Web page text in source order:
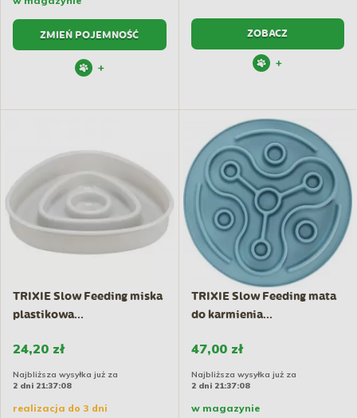
ZMIEŃ POJEMNOŚĆ
+
ZOBACZ
+
TRIXIE Slow Feeding miska
plastikowa...
24,20 zł
Najbliższa wysyłka już za
2 dni 21:37:08
realizacja do 3 dni
TRIXIE Slow Feeding mata
do karmienia...
47,00 zł
Najbliższa wysyłka już za
2 dni 21:37:08
w magazynie